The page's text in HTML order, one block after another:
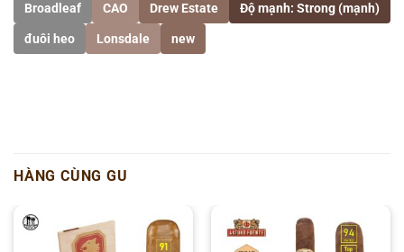
Broadleaf CAO Drew Estate Độ mạnh: Strong (mạnh)
đuôi heo Lonsdale new
HÀNG CÙNG GU